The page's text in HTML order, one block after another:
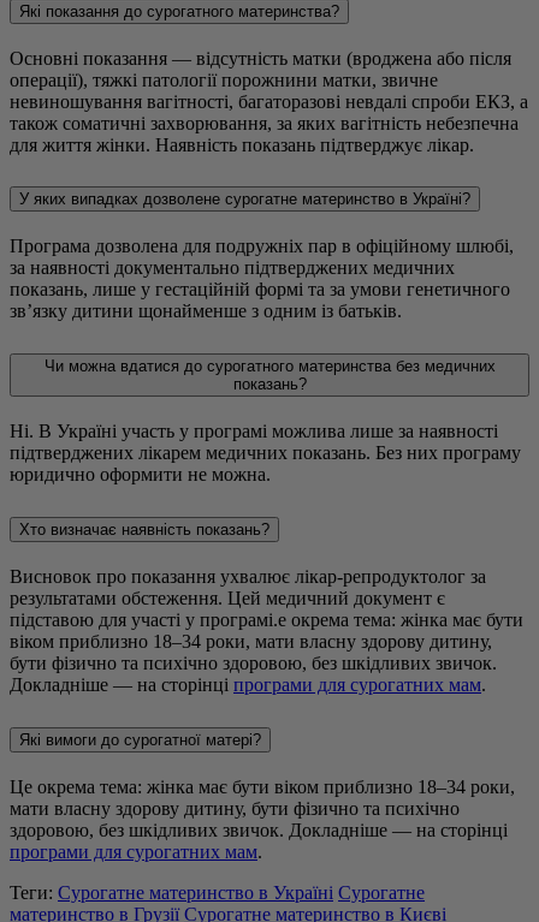
Які показання до сурогатного материнства?
Основні показання — відсутність матки (вроджена або після
операції), тяжкі патології порожнини матки, звичне
невиношування вагітності, багаторазові невдалі спроби ЕКЗ, а
також соматичні захворювання, за яких вагітність небезпечна
для життя жінки. Наявність показань підтверджує лікар.
У яких випадках дозволене сурогатне материнство в Україні?
Програма дозволена для подружніх пар в офіційному шлюбі,
за наявності документально підтверджених медичних
показань, лише у гестаційній формі та за умови генетичного
зв’язку дитини щонайменше з одним із батьків.
Чи можна вдатися до сурогатного материнства без медичних
показань?
Ні. В Україні участь у програмі можлива лише за наявності
підтверджених лікарем медичних показань. Без них програму
юридично оформити не можна.
Хто визначає наявність показань?
Висновок про показання ухвалює лікар-репродуктолог за
результатами обстеження. Цей медичний документ є
підставою для участі у програмі.е окрема тема: жінка має бути
віком приблизно 18–34 роки, мати власну здорову дитину,
бути фізично та психічно здоровою, без шкідливих звичок.
Докладніше — на сторінці програми для сурогатних мам.
Які вимоги до сурогатної матері?
Це окрема тема: жінка має бути віком приблизно 18–34 роки,
мати власну здорову дитину, бути фізично та психічно
здоровою, без шкідливих звичок. Докладніше — на сторінці
програми для сурогатних мам.
Теги: Сурогатне материнство в Україні Сурогатне
материнство в Грузії Сурогатне материнство в Києві